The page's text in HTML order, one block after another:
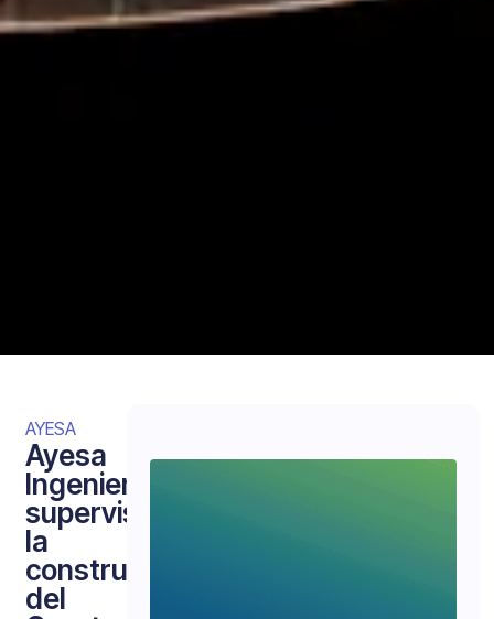
AYESA
Ayesa
Ingeniería
supervisa
la
construcción
del